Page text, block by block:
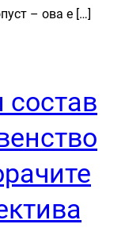
– ова е […]
состав